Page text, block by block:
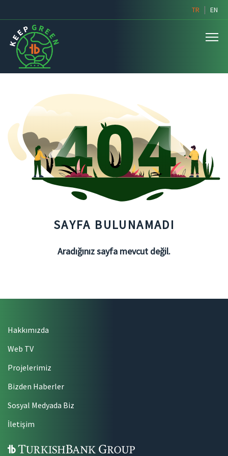
TR | EN
SAYFA BULUNAMADI
Aradığınız sayfa mevcut değil.
Hakkımızda
Web TV
Projelerimiz
Bizden Haberler
Sosyal Medyada Biz
İletişim